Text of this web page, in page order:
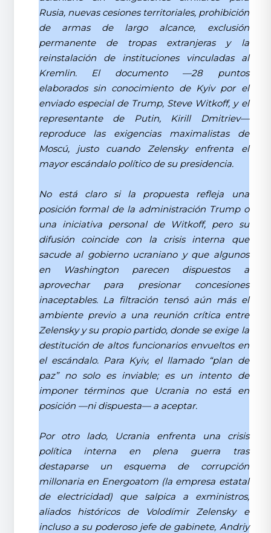
Rusia, nuevas cesiones territoriales, prohibición
de armas de largo alcance, exclusión
permanente de tropas extranjeras y la
reinstalación de instituciones vinculadas al
Kremlin. El documento —28 puntos
elaborados sin conocimiento de Kyiv por el
enviado especial de Trump, Steve Witkoff, y el
representante de Putin, Kirill Dmitriev—
reproduce las exigencias maximalistas de
Moscú, justo cuando Zelensky enfrenta el
mayor escándalo político de su presidencia.
No está claro si la propuesta refleja una
posición formal de la administración Trump o
una iniciativa personal de Witkoff, pero su
difusión coincide con la crisis interna que
sacude al gobierno ucraniano y que algunos
en Washington parecen dispuestos a
aprovechar para presionar concesiones
inaceptables. La filtración tensó aún más el
ambiente previo a una reunión crítica entre
Zelensky y su propio partido, donde se exige la
destitución de altos funcionarios envueltos en
el escándalo. Para Kyiv, el llamado “plan de
paz” no solo es inviable; es un intento de
imponer términos que Ucrania no está en
posición —ni dispuesta— a aceptar.
Por otro lado, Ucrania enfrenta una crisis
política interna en plena guerra tras
destaparse un esquema de corrupción
millonaria en Energoatom (la empresa estatal
de electricidad) que salpica a exministros,
aliados históricos de Volodímir Zelensky e
incluso a su poderoso jefe de gabinete, Andriy